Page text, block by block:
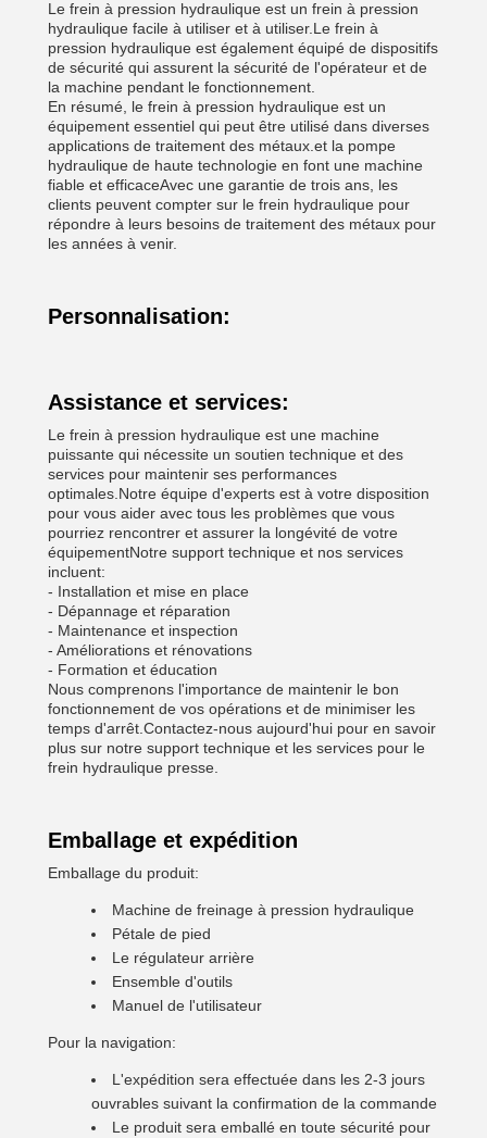
Le frein à pression hydraulique est un frein à pression
hydraulique facile à utiliser et à utiliser.Le frein à
pression hydraulique est également équipé de dispositifs
de sécurité qui assurent la sécurité de l'opérateur et de
la machine pendant le fonctionnement.
En résumé, le frein à pression hydraulique est un
équipement essentiel qui peut être utilisé dans diverses
applications de traitement des métaux.et la pompe
hydraulique de haute technologie en font une machine
fiable et efficaceAvec une garantie de trois ans, les
clients peuvent compter sur le frein hydraulique pour
répondre à leurs besoins de traitement des métaux pour
les années à venir.
Personnalisation:
Assistance et services:
Le frein à pression hydraulique est une machine
puissante qui nécessite un soutien technique et des
services pour maintenir ses performances
optimales.Notre équipe d'experts est à votre disposition
pour vous aider avec tous les problèmes que vous
pourriez rencontrer et assurer la longévité de votre
équipementNotre support technique et nos services
incluent:
- Installation et mise en place
- Dépannage et réparation
- Maintenance et inspection
- Améliorations et rénovations
- Formation et éducation
Nous comprenons l'importance de maintenir le bon
fonctionnement de vos opérations et de minimiser les
temps d'arrêt.Contactez-nous aujourd'hui pour en savoir
plus sur notre support technique et les services pour le
frein hydraulique presse.
Emballage et expédition
Emballage du produit:
Machine de freinage à pression hydraulique
Pétale de pied
Le régulateur arrière
Ensemble d'outils
Manuel de l'utilisateur
Pour la navigation:
L'expédition sera effectuée dans les 2-3 jours
ouvrables suivant la confirmation de la commande
Le produit sera emballé en toute sécurité pour